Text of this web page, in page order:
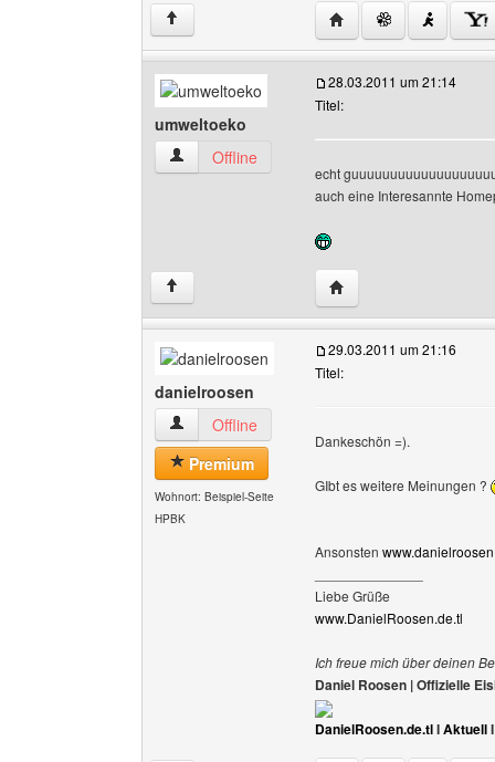
↑ Website dieses
umweltoeko
umweltoeko Benutzer-Profile anzeigen
Offline
28.03.2011 um 21:14
Titel:
echt
auch eine Interesannte
↑ Website dieses
danielroosen
danielroosen Benutzer-Profile anzeigen
Offline
Premium
Wohnort: Beispiel-Seite
HPBK
29.03.2011 um 21:16
Titel:
Dankeschön =).
GIbt es weitere Meinungen ?
Ansonsten
Liebe Grüße
www.DanielRoosen.de.tl
Ich freue mich über deinen
Daniel Roosen | Offizielle
DanielRoosen.de.tlIAktuell